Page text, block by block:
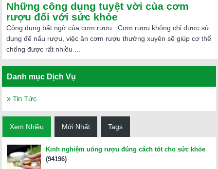
Những công dụng tuyệt vời của cơm
rượu đối với sức khỏe
Công dụng bất ngờ của cơm rượu Cơm rượu không chỉ được sử
dụng để nấu rượu, việc ăn cơm rượu thường xuyên sẽ giúp cơ thể
chống được rất nhiều ...
Danh mục Dịch Vụ
» Tin Tức
Xem Nhiều Mới Nhất Tags
Kinh nghiệm uống rượu đúng cách tốt cho sức khỏe
(94196)